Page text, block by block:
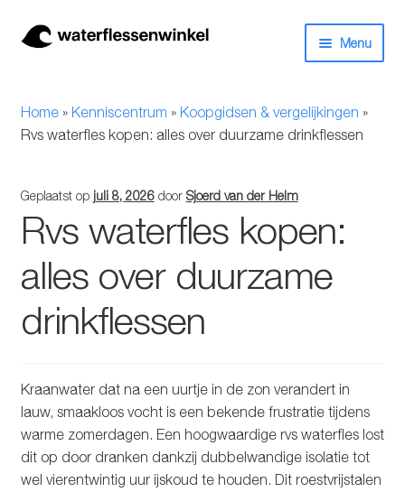
Ga
Ga
Menu
Bidons
Kinderflessen
Drinkfles met rietje
Waterfles met filter
Glazen drinkfles
RVS drinkfles
Home» Kenniscentrum » Koopgidsen & vergelijkingen »
Rvs waterfles kopen: alles over duurzame drinkflessen
Geplaatst op juli 8, 2026 door Sjoerd van der Helm
Rvs waterfles kopen:
alles over duurzame
drinkflessen
Kraanwater dat na een uurtje in de zon verandert in
lauw, smaakloos vocht is een bekende frustratie tijdens
warme zomerdagen. Een hoogwaardige rvs waterfles lost
dit op door dranken dankzij dubbelwandige isolatie tot
wel vierentwintig uur ijskoud te houden. Dit roestvrijstalen